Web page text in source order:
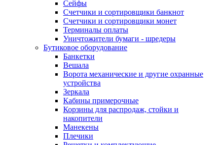
Сейфы
Счетчики и сортировщики банкнот
Счетчики и сортировщики монет
Терминалы оплаты
Уничтожители бумаги - шредеры
Бутиковое оборудование
Банкетки
Вешала
Ворота механические и другие охранные
устройства
Зеркала
Кабины примерочные
Корзины для распродаж, стойки и
накопители
Манекены
Плечики